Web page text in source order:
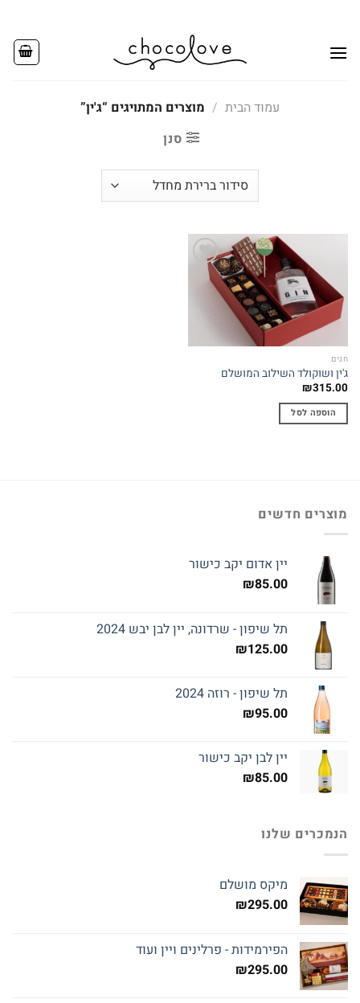
content
עמוד הבית / מוצרים המתויגים “ג'ין”
סנן
Add to
wishlist
חגים
ג'ין ושוקולד השילוב המושלם
₪315.00
הוספה לסל
מוצרים חדשים
יין אדום יקב כישור
₪85.00
תל שיפון - שרדונה, יין לבן יבש 2024
₪125.00
תל שיפון - רוזה 2024
₪95.00
יין לבן יקב כישור
₪85.00
הנמכרים שלנו
מיקס מושלם
₪295.00
הפירמידות - פרלינים ויין ועוד
₪295.00